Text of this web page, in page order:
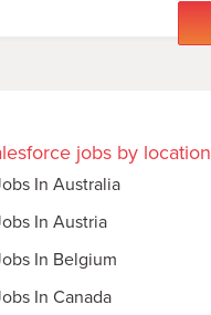
jobs by location
In Australia
In Austria
In Belgium
In Canada